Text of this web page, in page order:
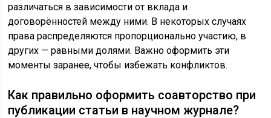
различаться в зависимости от вклада и
договорённостей между ними. В некоторых случаях
права распределяются пропорционально участию, в
других — равными долями. Важно оформить эти
моменты заранее, чтобы избежать конфликтов.
Как правильно оформить соавторство при
публикации статьи в научном журнале?